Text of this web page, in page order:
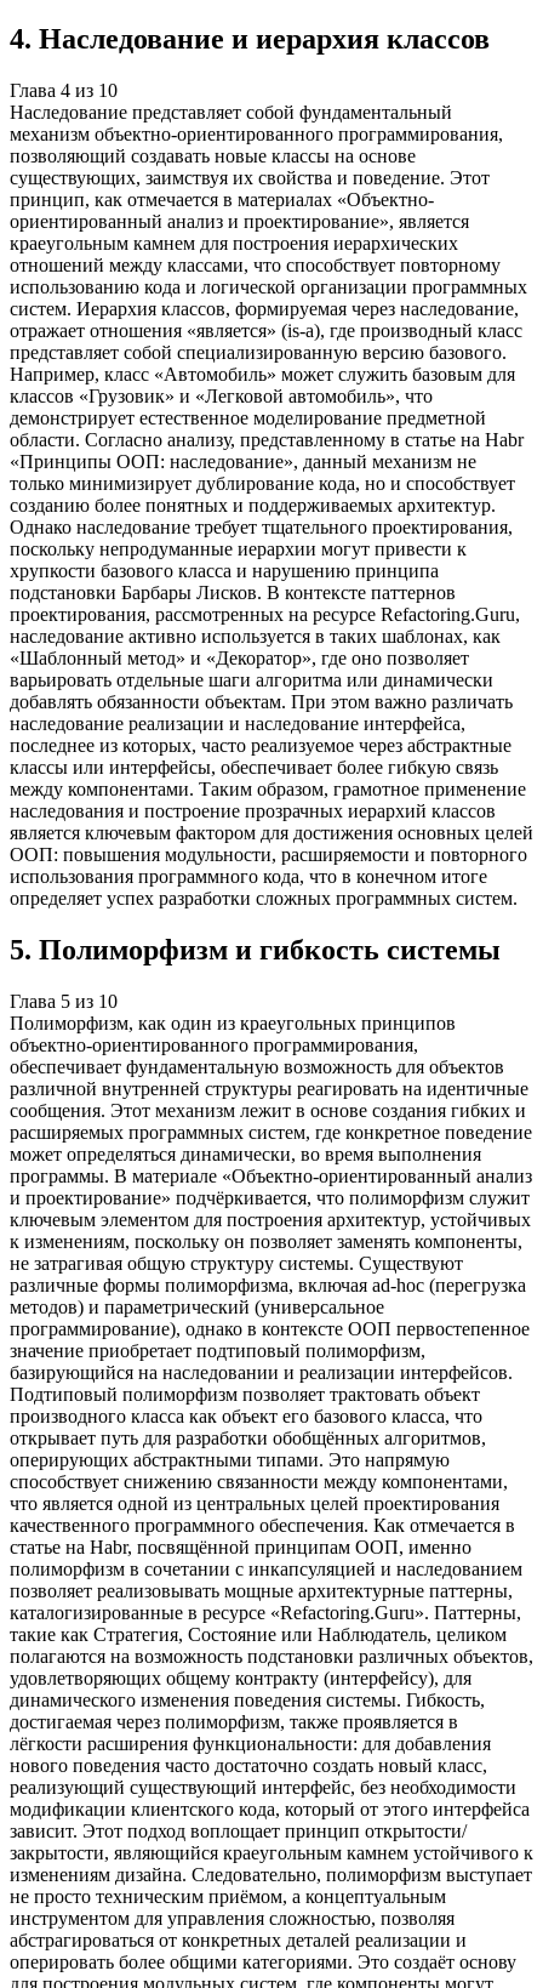
4. Наследование и иерархия классов
Глава 4 из 10
Наследование представляет собой фундаментальный
механизм объектно-ориентированного программирования,
позволяющий создавать новые классы на основе
существующих, заимствуя их свойства и поведение. Этот
принцип, как отмечается в материалах «Объектно-
ориентированный анализ и проектирование», является
краеугольным камнем для построения иерархических
отношений между классами, что способствует повторному
использованию кода и логической организации программных
систем. Иерархия классов, формируемая через наследование,
отражает отношения «является» (is-a), где производный класс
представляет собой специализированную версию базового.
Например, класс «Автомобиль» может служить базовым для
классов «Грузовик» и «Легковой автомобиль», что
демонстрирует естественное моделирование предметной
области. Согласно анализу, представленному в статье на Habr
«Принципы ООП: наследование», данный механизм не
только минимизирует дублирование кода, но и способствует
созданию более понятных и поддерживаемых архитектур.
Однако наследование требует тщательного проектирования,
поскольку непродуманные иерархии могут привести к
хрупкости базового класса и нарушению принципа
подстановки Барбары Лисков. В контексте паттернов
проектирования, рассмотренных на ресурсе Refactoring.Guru,
наследование активно используется в таких шаблонах, как
«Шаблонный метод» и «Декоратор», где оно позволяет
варьировать отдельные шаги алгоритма или динамически
добавлять обязанности объектам. При этом важно различать
наследование реализации и наследование интерфейса,
последнее из которых, часто реализуемое через абстрактные
классы или интерфейсы, обеспечивает более гибкую связь
между компонентами. Таким образом, грамотное применение
наследования и построение прозрачных иерархий классов
является ключевым фактором для достижения основных целей
ООП: повышения модульности, расширяемости и повторного
использования программного кода, что в конечном итоге
определяет успех разработки сложных программных систем.
5. Полиморфизм и гибкость системы
Глава 5 из 10
Полиморфизм, как один из краеугольных принципов
объектно-ориентированного программирования,
обеспечивает фундаментальную возможность для объектов
различной внутренней структуры реагировать на идентичные
сообщения. Этот механизм лежит в основе создания гибких и
расширяемых программных систем, где конкретное поведение
может определяться динамически, во время выполнения
программы. В материале «Объектно-ориентированный анализ
и проектирование» подчёркивается, что полиморфизм служит
ключевым элементом для построения архитектур, устойчивых
к изменениям, поскольку он позволяет заменять компоненты,
не затрагивая общую структуру системы. Существуют
различные формы полиморфизма, включая ad-hoc (перегрузка
методов) и параметрический (универсальное
программирование), однако в контексте ООП первостепенное
значение приобретает подтиповый полиморфизм,
базирующийся на наследовании и реализации интерфейсов.
Подтиповый полиморфизм позволяет трактовать объект
производного класса как объект его базового класса, что
открывает путь для разработки обобщённых алгоритмов,
оперирующих абстрактными типами. Это напрямую
способствует снижению связанности между компонентами,
что является одной из центральных целей проектирования
качественного программного обеспечения. Как отмечается в
статье на Habr, посвящённой принципам ООП, именно
полиморфизм в сочетании с инкапсуляцией и наследованием
позволяет реализовывать мощные архитектурные паттерны,
каталогизированные в ресурсе «Refactoring.Guru». Паттерны,
такие как Стратегия, Состояние или Наблюдатель, целиком
полагаются на возможность подстановки различных объектов,
удовлетворяющих общему контракту (интерфейсу), для
динамического изменения поведения системы. Гибкость,
достигаемая через полиморфизм, также проявляется в
лёгкости расширения функциональности: для добавления
нового поведения часто достаточно создать новый класс,
реализующий существующий интерфейс, без необходимости
модификации клиентского кода, который от этого интерфейса
зависит. Этот подход воплощает принцип открытости/
закрытости, являющийся краеугольным камнем устойчивого к
изменениям дизайна. Следовательно, полиморфизм выступает
не просто техническим приёмом, а концептуальным
инструментом для управления сложностью, позволяя
абстрагироваться от конкретных деталей реализации и
оперировать более общими категориями. Это создаёт основу
для построения модульных систем, где компоненты могут